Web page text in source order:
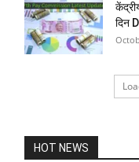
दिन
HOT NEWS